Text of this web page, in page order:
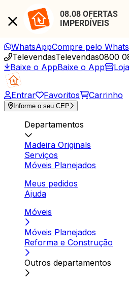
08.08 OFERTAS
IMPERDÍVEIS
WhatsAppCompre pelo
TelevendasTelevendas0800
Baixe o AppBaixe o App
Entrar Favoritos Carrinho
Informe o seu CEP
Departamentos
Madeira Originals
Serviços
Móveis Planejados
Meus pedidos
Ajuda
Móveis
Móveis Planejados
Reforma e Construção
Outros departamentos